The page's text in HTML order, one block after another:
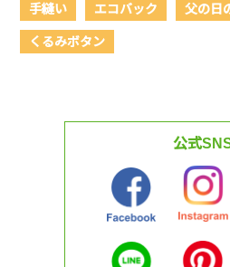
手縫い エコバック 父の日
くるみボタン
公式